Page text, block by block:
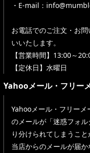
・E-mail：
お電話でのご注文・お
いいたします。
【営業時間】13:00～
【定休日】水曜日
Yahooメール・フリー
Yahooメール・フリーメ
のメールが「迷惑フォ
り分けられてしまうこと
当店からのメールが届